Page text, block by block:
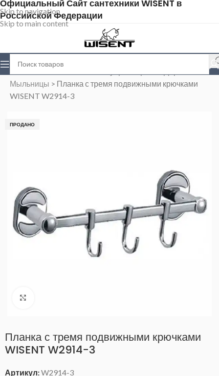
Skip to navigation
Skip to main content
Официальный Сайт сантехники WISENT в
Российской Федерации
Магазин
Мыльницы > Планка с тремя подвижными крючками
WISENT W2914-3
ПРОДАНО
Планка с тремя подвижными крючками
WISENT W2914-3
Артикул:W2914-3